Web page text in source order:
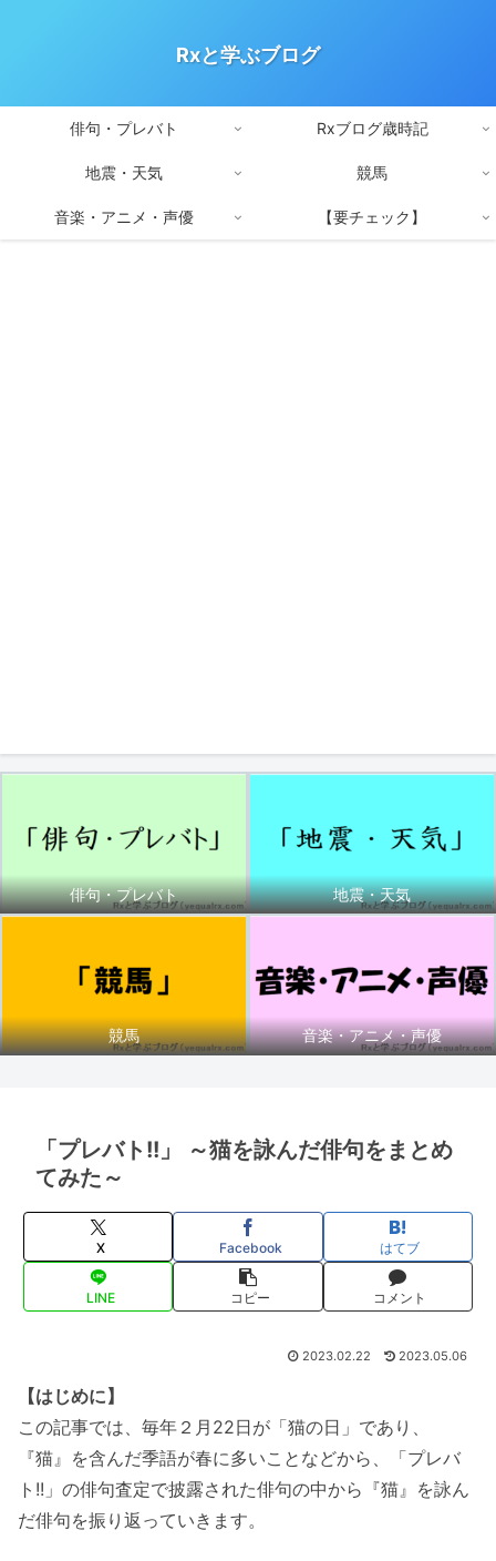
Rxと学ぶブログ
俳句・プレバト Rxブログ歳時記
地震・天気 競馬
音楽・アニメ・声優 【要チェック】
俳句・プレバト 地震・天気
競馬 音楽・アニメ・声優
「プレバト!!」 ～猫を詠んだ俳句をまとめ
てみた～
X Facebook はてブ
LINE コピー コメント
2023.02.22 2023.05.06
【はじめに】
この記事では、毎年２月22日が「猫の日」であり、
『猫』を含んだ季語が春に多いことなどから、「プレバ
ト!!」の俳句査定で披露された俳句の中から『猫』を詠ん
だ俳句を振り返っていきます。